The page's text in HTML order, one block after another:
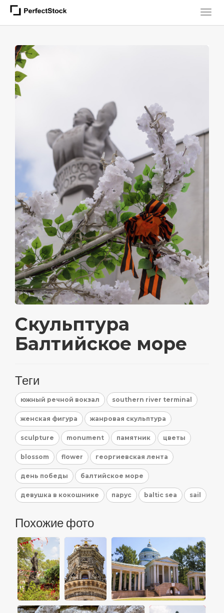
Скульптура
Балтийское море
Теги
южный речной вокзал southern river terminal
женская фигура жанровая скульптура
sculpture monument памятник цветы
blossom flower георгиевская лента
день победы балтийское море
девушка в кокошнике парус baltic sea sail
Похожие фото